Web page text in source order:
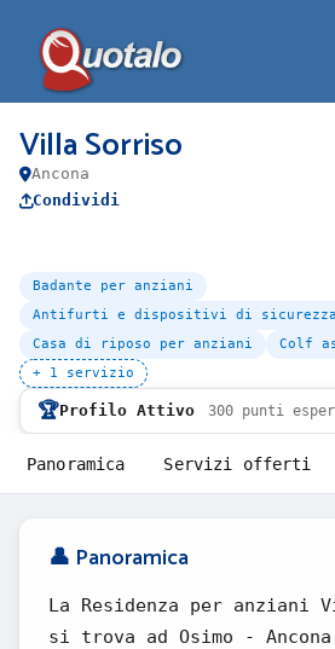
Villa Sorriso
Ancona
Condividi
Badante per anziani
Antifurti e dispositivi di sicurezza
Casa di riposo per anziani
Colf
+ 1 servizio
🏆Profilo Attivo 300 punti
Panoramica Servizi offerti
👤 Panoramica
La Residenza per anziani
si trova ad Osimo -